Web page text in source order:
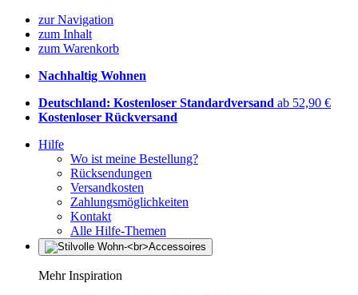
zur Navigation
zum Inhalt
zum Warenkorb
Nachhaltig Wohnen
Deutschland: Kostenloser Standardversand ab 52,90 €
Kostenloser Rückversand
Hilfe
Wo ist meine Bestellung?
Rücksendungen
Versandkosten
Zahlungsmöglichkeiten
Kontakt
Alle Hilfe-Themen
Mehr Inspiration